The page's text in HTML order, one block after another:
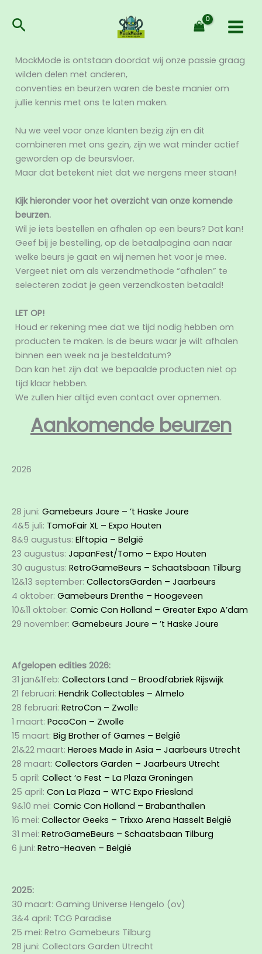
naarZoeken
MockMode is ontstaan doordat wij onze passie graag
wilden delen met anderen,
conventies en beurzen waren de beste manier om
jullie kennis met ons te laten maken.
Nu we veel voor onze klanten bezig zijn en dit
combineren met ons gezin, zijn we wat minder actief
geworden op de beursvloer.
Maar dat betekent niet dat we nergens meer staan!
Kijk hieronder voor het overzicht van onze komende
beurzen.
Wil je iets bestellen en afhalen op een beurs? Dat kan!
Geef bij je bestelling, op de betaalpagina aan naar
welke beurs je gaat en wij nemen het voor je mee.
Vergeet niet om als verzendmethode “afhalen” te
selecteren zodat je geen verzendkosten betaald!
LET OP!
Houd er rekening mee dat we tijd nodig hebben om
producten te maken. Is de beurs waar je wilt afhalen
binnen een week na je besteldatum?
Dan kan het zijn dat we bepaalde producten niet op
tijd klaar hebben.
We zullen hier altijd even contact over opnemen.
Aankomende beurzen
2026
28 juni: Gamebeurs Joure – ’t Haske Joure
4&5 juli: TomoFair XL – Expo Houten
8&9 augustus: Elftopia – België
23 augustus: JapanFest/Tomo – Expo Houten
30 augustus: RetroGameBeurs – Schaatsbaan Tilburg
12&13 september: CollectorsGarden – Jaarbeurs
4 oktober: Gamebeurs Drenthe – Hoogeveen
10&11 oktober: Comic Con Holland – Greater Expo A’dam
29 november: Gamebeurs Joure – ’t Haske Joure
Afgelopen edities 2026:
31 jan&1feb: Collectors Land – Broodfabriek Rijswijk
21 februari: Hendrik Collectables – Almelo
28 februari: RetroCon – Zwolle
1 maart: PocoCon – Zwolle
15 maart: Big Brother of Games – België
21&22 maart: Heroes Made in Asia – Jaarbeurs Utrecht
28 maart: Collectors Garden – Jaarbeurs Utrecht
5 april: Collect ‘o Fest – La Plaza Groningen
25 april: Con La Plaza – WTC Expo Friesland
9&10 mei: Comic Con Holland – Brabanthallen
16 mei: Collector Geeks – Trixxo Arena Hasselt België
31 mei: RetroGameBeurs – Schaatsbaan Tilburg
6 juni: Retro-Heaven – België
2025:
30 maart: Gaming Universe Hengelo (ov)
3&4 april: TCG Paradise
25 mei: Retro Gamebeurs Tilburg
28 juni: Collectors Garden Utrecht